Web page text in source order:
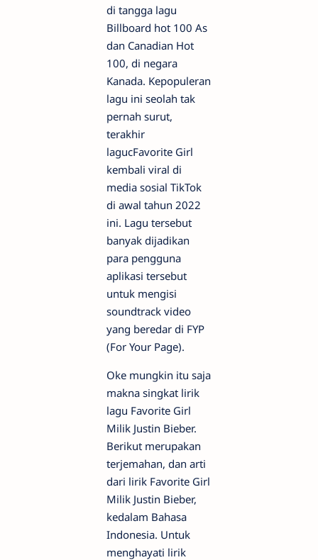
di tangga lagu
Billboard hot 100 As
dan Canadian Hot
100, di negara
Kanada. Kepopuleran
lagu ini seolah tak
pernah surut,
terakhir
lagucFavorite Girl
kembali viral di
media sosial TikTok
di awal tahun 2022
ini. Lagu tersebut
banyak dijadikan
para pengguna
aplikasi tersebut
untuk mengisi
soundtrack video
yang beredar di FYP
(For Your Page).
Oke mungkin itu saja
makna singkat lirik
lagu Favorite Girl
Milik Justin Bieber.
Berikut merupakan
terjemahan, dan arti
dari lirik Favorite Girl
Milik Justin Bieber,
kedalam Bahasa
Indonesia. Untuk
menghayati lirik